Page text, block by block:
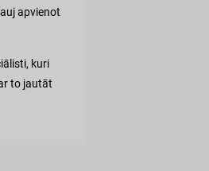
apvienot
kuri
to jautāt